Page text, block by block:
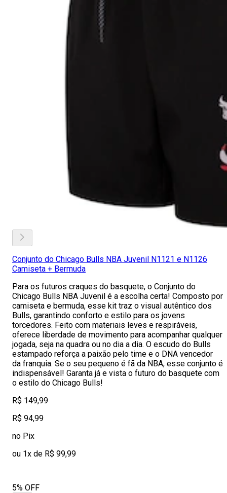
Conjunto do Chicago Bulls NBA Juvenil N1121 e N1126
Camiseta + Bermuda
Para os futuros craques do basquete, o Conjunto do
Chicago Bulls NBA Juvenil é a escolha certa! Composto por
camiseta e bermuda, esse kit traz o visual autêntico dos
Bulls, garantindo conforto e estilo para os jovens
torcedores. Feito com materiais leves e respiráveis,
oferece liberdade de movimento para acompanhar qualquer
jogada, seja na quadra ou no dia a dia. O escudo do Bulls
estampado reforça a paixão pelo time e o DNA vencedor
da franquia. Se o seu pequeno é fã da NBA, esse conjunto é
indispensável! Garanta já e vista o futuro do basquete com
o estilo do Chicago Bulls!
R$ 149,99
R$ 94,99
no Pix
ou 1x de R$ 99,99
5% OFF